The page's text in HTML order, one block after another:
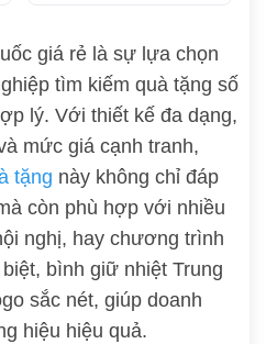
giá rẻ là sự lựa chọn
tìm kiếm quà tặng số
lý. Với thiết kế đa dạng,
mức giá cạnh tranh,
tặng này không chỉ đáp
còn phù hợp với nhiều
nghị, hay chương trình
bình giữ nhiệt Trung
sắc nét, giúp doanh
hiệu hiệu quả.